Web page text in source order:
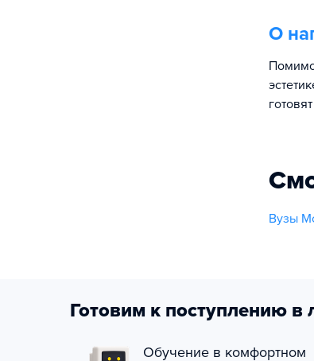
О
Помимо
Вузы
Готовим к поступлению
Обучение в комфортном